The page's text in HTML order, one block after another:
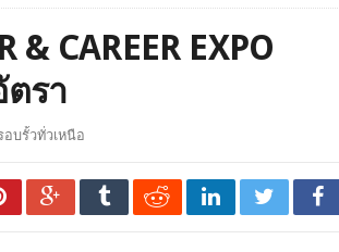
CAREER EXPO
ตรา
อบรั้วทั่วเหนือ